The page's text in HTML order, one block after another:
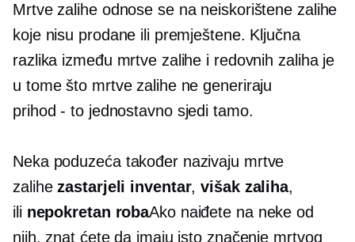
Mrtve zalihe odnose se na neiskorištene zalihe
koje nisu prodane ili premještene. Ključna
razlika između mrtve zalihe i redovnih zaliha je
u tome što mrtve zalihe ne generiraju
prihod - tojednostavno sjedi tamo.
Neka poduzeća također nazivaju mrtve
zalihezastarjeli inventar,višak zaliha,
ili nepokretan robaAko naiđete na neke od
njih, znat ćete da imaju isto značenje mrtvog